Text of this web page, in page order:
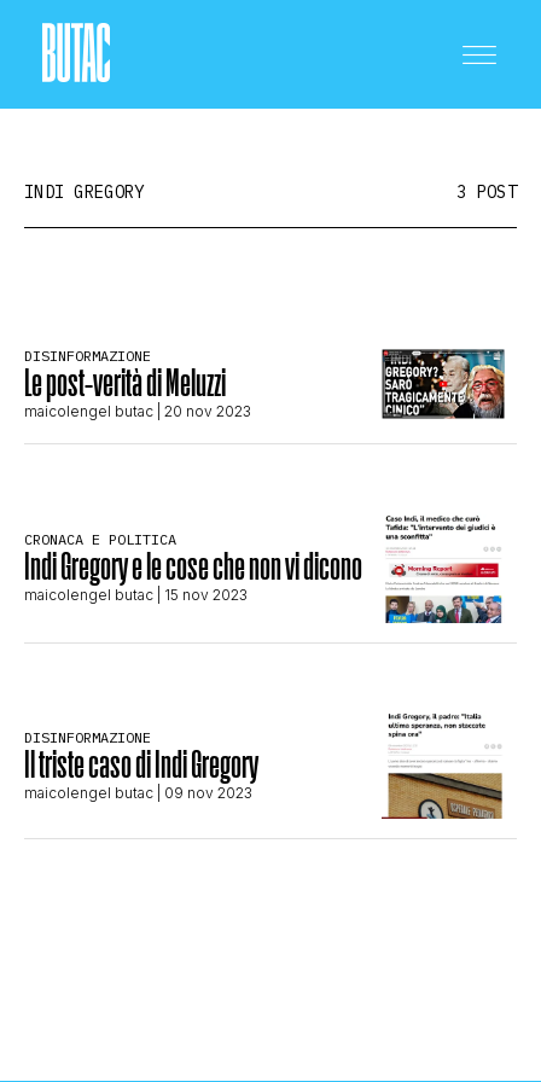
SCIENZA E TECNOLOGIA
STORIA E CITAZIONI
COMPLOTTI, LEGGENDE URBANE ED
EVERGREEN
INDI GREGORY 3 POST
DISINFORMAZIONE
Le post-verità di Meluzzi
maicolengel butac | 20 nov 2023
CRONACA E POLITICA
Indi Gregory e le cose che non vi dicono
maicolengel butac | 15 nov 2023
DISINFORMAZIONE
Il triste caso di Indi Gregory
maicolengel butac | 09 nov 2023